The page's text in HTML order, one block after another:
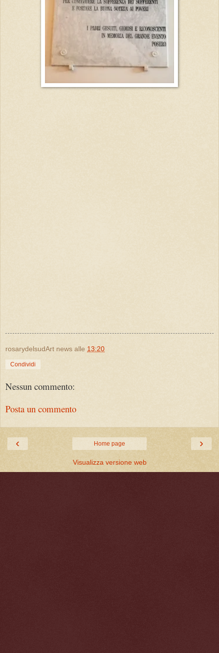
rosarydelsudArt news alle 13:20
Condividi
Nessun commento:
Posta un commento
‹ ›
Home page
Visualizza versione web